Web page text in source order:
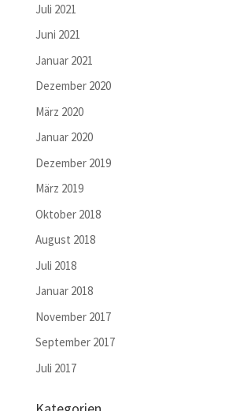
Juli 2021
Juni 2021
Januar 2021
Dezember 2020
März 2020
Januar 2020
Dezember 2019
März 2019
Oktober 2018
August 2018
Juli 2018
Januar 2018
November 2017
September 2017
Juli 2017